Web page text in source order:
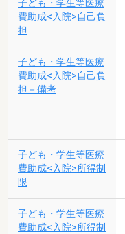
子ども・学生等医療
費助成<入院>自己負
担
子ども・学生等医療
費助成<入院>自己負
担－備考
子ども・学生等医療
費助成<入院>所得制
限
子ども・学生等医療
費助成<入院>所得制